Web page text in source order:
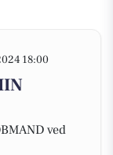
18:00
ved